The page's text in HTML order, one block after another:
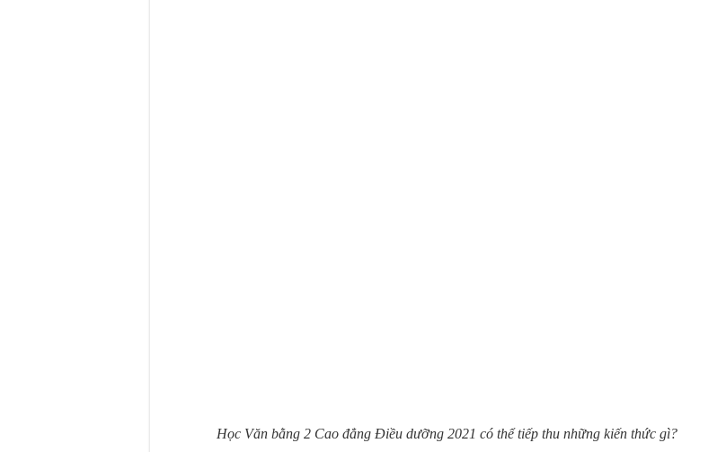
Học Văn bằng 2 Cao đẳng Điều dưỡng 2021 có thể tiếp thu những kiến thức gì?